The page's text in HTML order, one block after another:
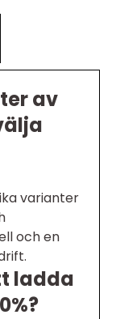
av
varianter
och en
ladda